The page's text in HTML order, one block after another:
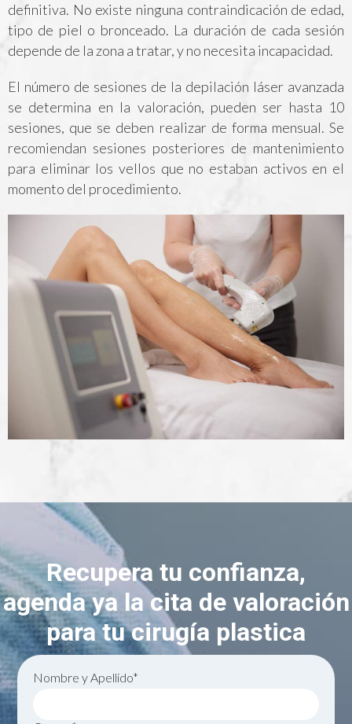
definitiva. No existe ninguna contraindicación de edad,
tipo de piel o bronceado. La duración de cada sesión
depende de la zona a tratar, y no necesita incapacidad.
El número de sesiones de la depilación láser avanzada
se determina en la valoración, pueden ser hasta 10
sesiones, que se deben realizar de forma mensual. Se
recomiendan sesiones posteriores de mantenimiento
para eliminar los vellos que no estaban activos en el
momento del procedimiento.
Recupera tu confianza,
agenda ya la cita de valoración
para tu cirugía plastica
Nombre y Apellido*